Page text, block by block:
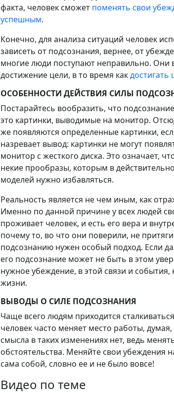
факта, человек сможет поменять свои
успешным.
Конечно, для анализа ситуаций человек
зависеть от подсознания, вернее, от
многие люди поступают неправильно. Они
достижение цели, в то время как
ОСОБЕННОСТИ ДЕЙСТВИЯ СИЛЫ
Постарайтесь вообразить, что
это картинки, выводимые на монитор.
же появляются определенные картинки,
назревает вывод: картинки не могут
монитор с жесткого диска. Это означает,
некие прообразы, которым в
моделей нужно избавляться.
Реальность является не чем иным, как
Именно по данной причине у всех людей
проживает человек, и есть его вера и
почему то, во что они поверили, не
подсознанию нужен особый подход. Если
его подсознание может не быть в этом
нужное убеждение, в этой связи и события,
жизни.
ВЫВОДЫ О СИЛЕ ПОДСОЗНАНИЯ
Чаще всего людям приходится
человек часто меняет место работы,
смысла в таких изменениях нет, ведь
обстоятельства. Меняйте свои убеждения
сама собой, словно ее и не было вовсе!
Видео по теме